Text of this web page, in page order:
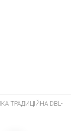
ТРАДИЦІЙНА DBL-